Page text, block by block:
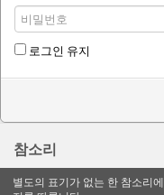
로그인 유지
참소리
별도의 표기가 없는 한 참소리